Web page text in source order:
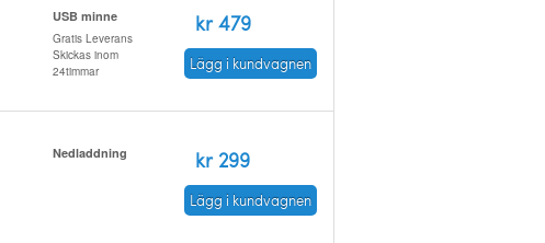
USB minne
Gratis Leverans
Skickas inom
24timmar
kr 479
Lägg i kundvagnen
Nedladdning kr 299
Lägg i kundvagnen